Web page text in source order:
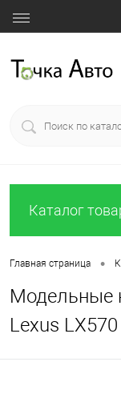
Каталог
Главная страница •
Модельные
Lexus